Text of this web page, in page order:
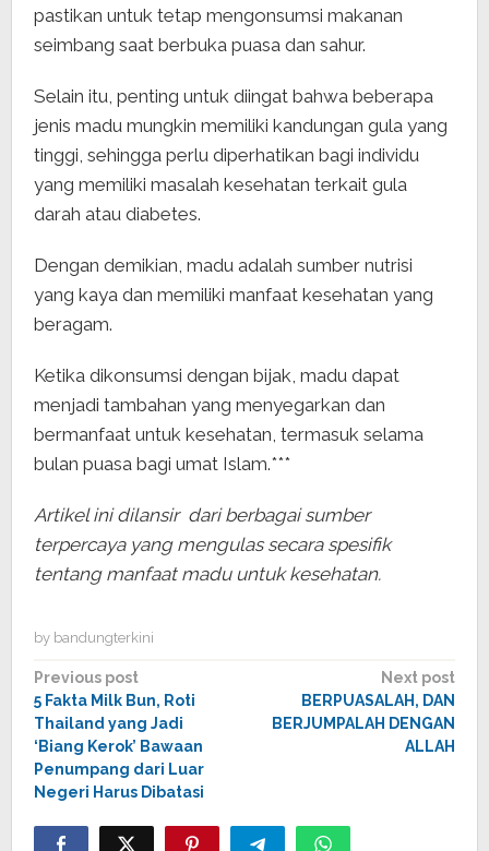
pastikan untuk tetap mengonsumsi makanan
seimbang saat berbuka puasa dan sahur.
Selain itu, penting untuk diingat bahwa beberapa
jenis madu mungkin memiliki kandungan gula yang
tinggi, sehingga perlu diperhatikan bagi individu
yang memiliki masalah kesehatan terkait gula
darah atau diabetes.
Dengan demikian, madu adalah sumber nutrisi
yang kaya dan memiliki manfaat kesehatan yang
beragam.
Ketika dikonsumsi dengan bijak, madu dapat
menjadi tambahan yang menyegarkan dan
bermanfaat untuk kesehatan, termasuk selama
bulan puasa bagi umat Islam.***
Artikel ini dilansir dari berbagai sumber
terpercaya yang mengulas secara spesifik
tentang manfaat madu untuk kesehatan.
by bandungterkini
Post
navigation
Previous post
5 Fakta Milk Bun, Roti
Thailand yang Jadi
‘Biang Kerok’ Bawaan
Penumpang dari Luar
Negeri Harus Dibatasi
Next post
BERPUASALAH, DAN
BERJUMPALAH DENGAN
ALLAH